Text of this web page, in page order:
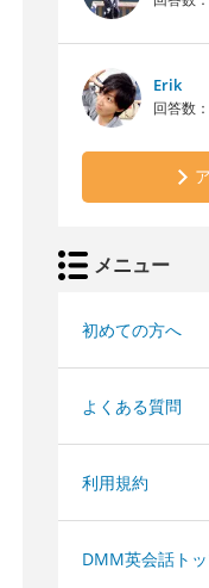
Erik
回答数：
メニュー
初めての方へ
よくある質問
利用規約
DMM英会話ト